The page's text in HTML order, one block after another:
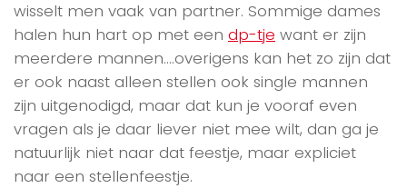
wisselt men vaak van partner. Sommige dames
halen hun hart op met een dp-tje want er zijn
meerdere mannen….overigens kan het zo zijn dat
er ook naast alleen stellen ook single mannen
zijn uitgenodigd, maar dat kun je vooraf even
vragen als je daar liever niet mee wilt, dan ga je
natuurlijk niet naar dat feestje, maar expliciet
naar een stellenfeestje.